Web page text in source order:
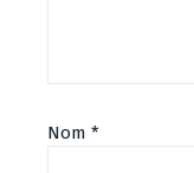
Nom *